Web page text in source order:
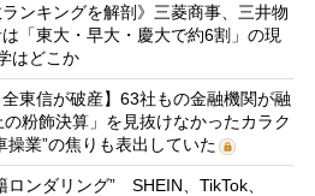
ランキングを解剖》三菱商事、三井物
「東大・早大・慶大で約6割」の現
はどこか
全東信が破産】63社もの金融機関が融
粉飾決算」を見抜けなかったカラク
業”の焦りも表出していた
ロンダリング” SHEIN、TikTok、